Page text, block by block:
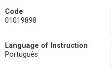
Code
01019898
Language of Instruction
Português